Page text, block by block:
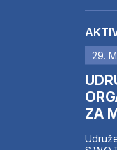
29.
ZA